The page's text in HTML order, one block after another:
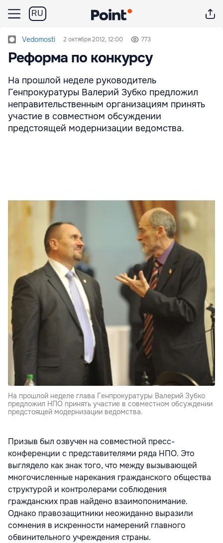
RU
Vedomosti 2 октября 2012, 12:00 773
Реформа по конкурсу
На прошлой неделе руководитель
Генпрокуратуры Валерий Зубко предложил
неправительственным организациям принять
участие в совместном обсуждении
предстоящей модернизации ведомства.
На прошлой неделе глава Генпрокуратуры Валерий Зубко
предложил НПО принять участие в совместном обсуждении
предстоящей модернизации ведомства.
Призыв был озвучен на совместной пресс-
конференции с представителями ряда НПО. Это
выглядело как знак того, что между вызывающей
многочисленные нарекания гражданского общества
структурой и контролерами соблюдения
гражданских прав найдено взаимопонимание.
Однако правозащитники неожиданно выразили
сомнения в искренности намерений главного
обвинительного учреждения страны.